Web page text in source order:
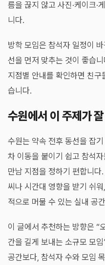
름을 끊지 않고 사진·케이크·
니다.
방학 모임은 참석자 일정이
선을 먼저 맞추는 것이 좋습
지점별 안내를 확인하면 친
습니다.
수원에서 이 주제가
수원는 약속 전후 동선을 잡
차 이동을 붙이기 쉽고 참석
만남 지점을 정하기 편합니
씨나 시간대 영향을 받기 쉬
적으로 머물 수 있는 실내 공
이 글에서 추천하는 방향은 “
간을 길게 보내는 소규모 모
공간보다, 참석자 수와 모임